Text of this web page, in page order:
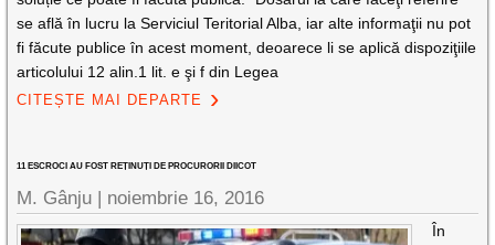
se află în lucru la Serviciul Teritorial Alba, iar alte informaţii nu pot
fi făcute publice în acest moment, deoarece li se aplică dispoziţiile
articolului 12 alin.1 lit. e şi f din Legea
CITEȘTE MAI DEPARTE
11 ESCROCI AU FOST REȚINUȚI DE PROCURORII DIICOT
M. Gânju | noiembrie 16, 2016
În